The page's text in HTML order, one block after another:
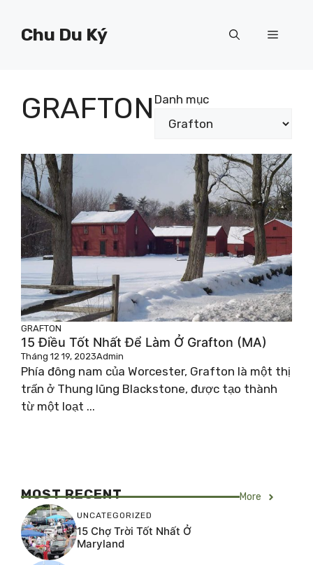
Chu Du Ký Menu
GRAFTON Danh mục
GRAFTON
15 Điều Tốt Nhất Để Làm Ở Grafton (MA)
Tháng 12 19, 2023Admin
Phía đông nam của Worcester, Grafton là một thị
trấn ở Thung lũng Blackstone, được tạo thành
từ một loạt ...
MOST RECENT More
UNCATEGORIZED
15 Chợ Trời Tốt Nhất Ở
Maryland